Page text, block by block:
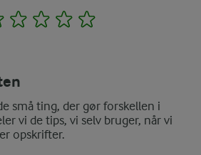
1 2 3 4
små ting, der gør forskellen i
vi de tips, vi selv bruger, når vi
opskrifter.